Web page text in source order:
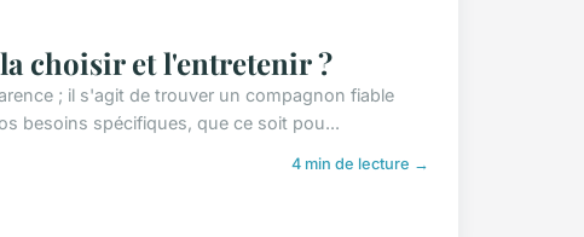
choisir et l'entretenir ?
; il s'agit de trouver un compagnon fiable
besoins spécifiques, que ce soit pou...
4 min de lecture →